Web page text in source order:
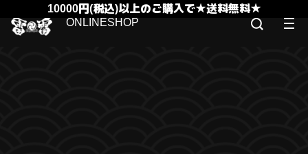
10000円(税込)以上のご購入で★送料無料★
ONLINESHOP